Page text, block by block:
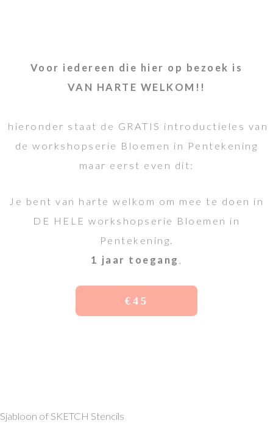
Voor iedereen die hier op bezoek is
VAN HARTE WELKOM!!
hieronder staat de GRATIS introductieles van
de workshopserie Bloemen in Pentekening
maar eerst even dit:
Je bent van harte welkom om mee te doen in
DE HELE workshopserie Bloemen in
Pentekening.
1 jaar toegang
€45
Sjabloon of SKETCH Stencils